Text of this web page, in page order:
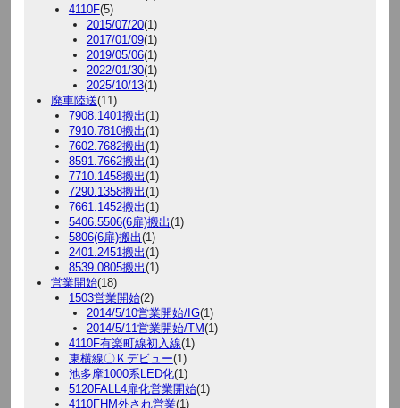
4110F(5)
2015/07/20(1)
2017/01/09(1)
2019/05/06(1)
2022/01/30(1)
2025/10/13(1)
廃車陸送(11)
7908.1401搬出(1)
7910.7810搬出(1)
7602.7682搬出(1)
8591.7662搬出(1)
7710.1458搬出(1)
7290.1358搬出(1)
7661.1452搬出(1)
5406.5506(6扉)搬出(1)
5806(6扉)搬出(1)
2401.2451搬出(1)
8539.0805搬出(1)
営業開始(18)
1503営業開始(2)
2014/5/10営業開始/IG(1)
2014/5/11営業開始/TM(1)
4110F有楽町線初入線(1)
東横線〇Ｋデビュー(1)
池多摩1000系LED化(1)
5120FALL4扉化営業開始(1)
4110FHM外され営業(1)